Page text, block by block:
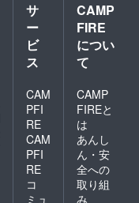
サ
ー
ビ
ス
CAM
PFI
RE
CAM
PFI
RE
コ
ミュ
CAMP
FIRE
につい
て
CAMP
FIREと
は
あんし
ん・安
全への
取り組
み